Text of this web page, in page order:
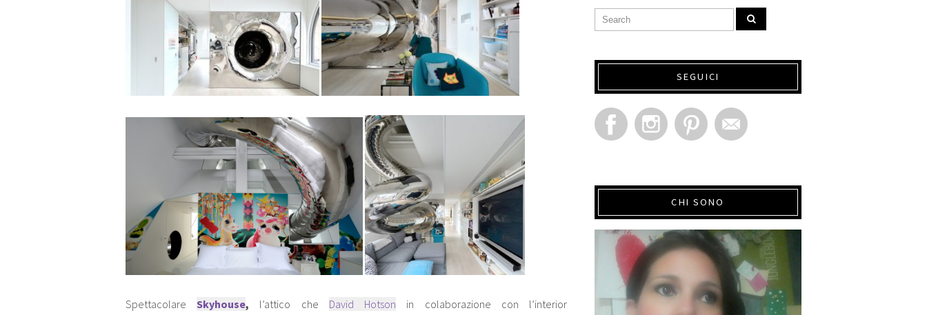
SpettacolareSkyhouse, l’attico che David Hotson in colaborazione con l’interior
SEGUICI
CHI SONO